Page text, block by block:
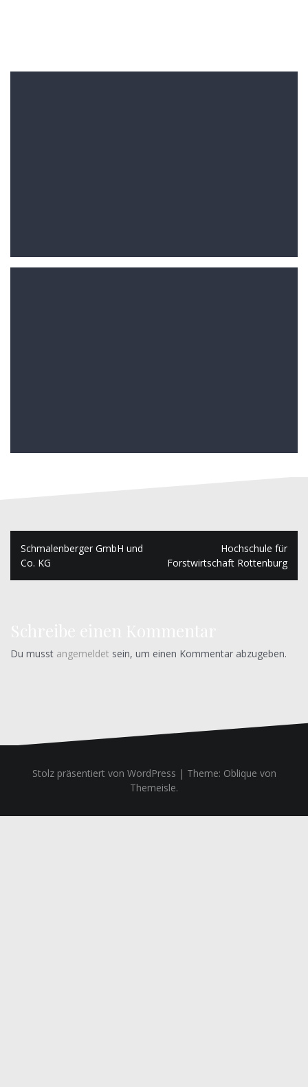
Beitragsnavigation
Schmalenberger GmbH und
Co. KG
Hochschule für
Forstwirtschaft Rottenburg
Du musst angemeldet sein, um einen Kommentar abzugeben.
Stolz präsentiert von WordPress | Theme: Oblique von
Themeisle.